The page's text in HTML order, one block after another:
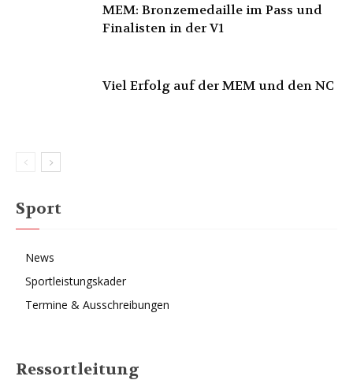
MEM: Bronzemedaille im Pass und
Finalisten in der V1
Viel Erfolg auf der MEM und den NC
Sport
News
Sportleistungskader
Termine & Ausschreibungen
Ressortleitung